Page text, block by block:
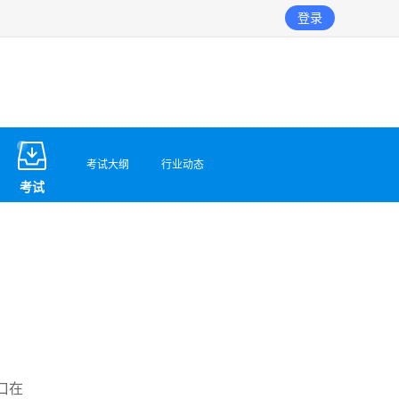
登录
考试
考试大纲 行业动态
在